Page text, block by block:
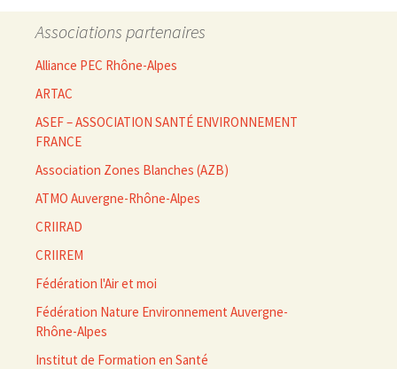
Associations partenaires
Alliance PEC Rhône-Alpes
ARTAC
ASEF – ASSOCIATION SANTÉ ENVIRONNEMENT
FRANCE
Association Zones Blanches (AZB)
ATMO Auvergne-Rhône-Alpes
CRIIRAD
CRIIREM
Fédération l'Air et moi
Fédération Nature Environnement Auvergne-
Rhône-Alpes
Institut de Formation en Santé